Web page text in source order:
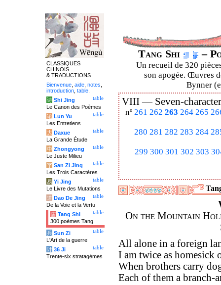
Tang Shi –
Un recueil de 320
son apogée. Œuvres
Bynner
VIII — Seven-
nº 261 262 263 264 265
280 281 282 283 284
299 300 301 302 303
On the Mountain
All alone in a foreign
I am twice as homesick
When brothers carry
Each of them a branch-
CLASSIQUES
CHINOIS
& TRADUCTIONS
Bienvenue aide notes
introduction table
table
诗 Shi Jing
Le Canon des Poèmes
table
论 Lun Yu
Les Entretiens
table
大 Daxue
La Grande Étude
table
中 Zhongyong
Le Juste Milieu
table
字 San Zi Jing
Les Trois Caractères
table
易 Yi Jing
Le Livre des Mutations
table
道 Dao De Jing
De la Voie et la Vertu
table
唐 Tang Shi
300 poèmes Tang
table
兵 Sun Zi
L'Art de la guerre
table
计 36 Ji
Trente-six stratagèmes